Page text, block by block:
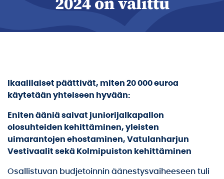
Ikaalilaiset päättivät, miten 20 000 euroa
käytetään yhteiseen hyvään:
Eniten ääniä saivat juniorijalkapallon
olosuhteiden kehittäminen, yleisten
uimarantojen ehostaminen, Vatulanharjun
Vestivaalit sekä Kolmipuiston kehittäminen
Osallistuvan budjetoinnin äänestysvaiheeseen tuli